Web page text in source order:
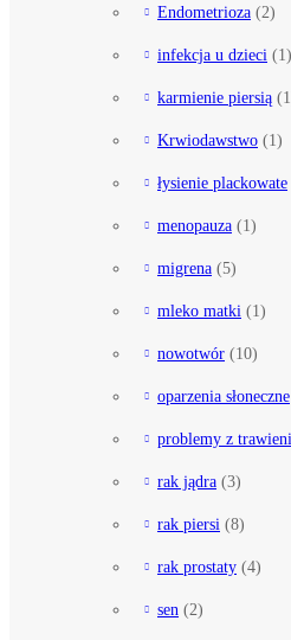
Endometrioza (2)
infekcja u dzieci (1)
karmienie piersią
Krwiodawstwo (1)
łysienie plackowate
menopauza (1)
migrena (5)
mleko matki (1)
nowotwór (10)
oparzenia słoneczne
problemy z
rak jądra (3)
rak piersi (8)
rak prostaty (4)
sen (2)